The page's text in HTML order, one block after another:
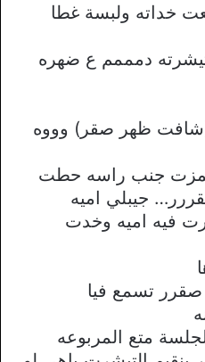
خداته ولبسة غطا
دمممم ع ضهره
ظهر صقر) وووه
جنب راسه حطت
جيبلي اميه
فيه اميه وخدت
صقرر تسمع فيا
متع المربوعه